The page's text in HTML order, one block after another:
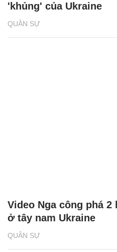
QUÂN SỰ
'khủng' của Ukraine
QUÂN SỰ
Video Nga công phá
ở tây nam Ukraine